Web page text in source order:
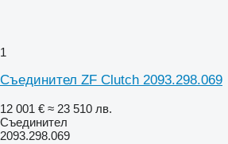
1
Съединител ZF Clutch 2093.298.069
12 001 € ≈ 23 510 лв.
Съединител
2093.298.069